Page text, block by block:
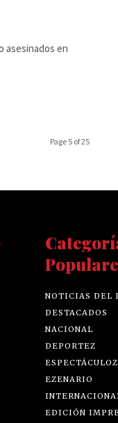
asesinados en
Page 5 of 25
NOTICIAS DEL
DESTACADOS
NACIONAL
DEPORTEZ
ESPECTÁCULOZ
EZENARIO
EDICIÓN